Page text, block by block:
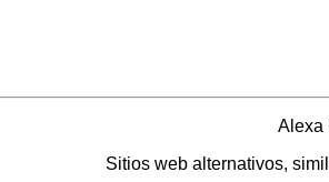
Alexa
Sitios web alternativos,